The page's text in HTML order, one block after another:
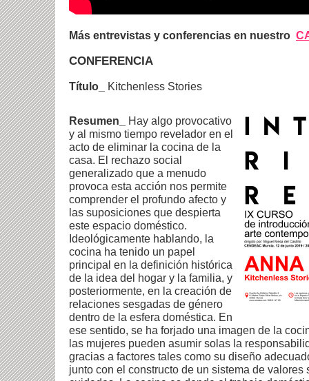
Más entrevistas y conferencias en nuestro
CONFERENCIA
Título_ Kitchenless Stories
Resumen_
Hay algo provocativo
y al mismo tiempo revelador en el
acto de eliminar la cocina de la
casa. El rechazo social
generalizado que a menudo
provoca esta acción nos permite
comprender el profundo afecto y
las suposiciones que despierta
este espacio doméstico.
Ideológicamente hablando, la
cocina ha tenido un papel
principal en la definición histórica
de la idea del hogar y la familia, y
posteriormente, en la creación de
relaciones sesgadas de género
dentro de la esfera doméstica. En
ese sentido, se ha forjado una imagen de la
las mujeres pueden asumir solas la
gracias a factores tales como su diseño
junto con el constructo de un sistema de